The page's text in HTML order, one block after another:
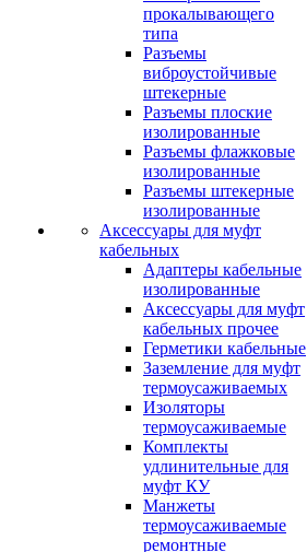
прокалывающего
типа
Разъемы
виброустойчивые
штекерные
Разъемы плоские
изолированные
Разъемы флажковые
изолированные
Разъемы штекерные
изолированные
Аксессуары для муфт
кабельных
Адаптеры кабельные
изолированные
Аксессуары для муфт
кабельных прочее
Герметики кабельные
Заземление для муфт
термоусаживаемых
Изоляторы
термоусаживаемые
Комплекты
удлинительные для
муфт КУ
Манжеты
термоусаживаемые
ремонтные